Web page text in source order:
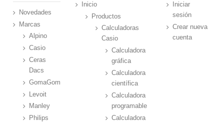
Novedades
Marcas
Alpino
Casio
Ceras
Dacs
GomaGom
Levoit
Manley
Philips
Inicio
Productos
Calculadoras
Casio
Calculadora
gráfica
Calculadora
científica
Calculadora
programable
Calculadora
Iniciar
sesión
Crear nueva
cuenta